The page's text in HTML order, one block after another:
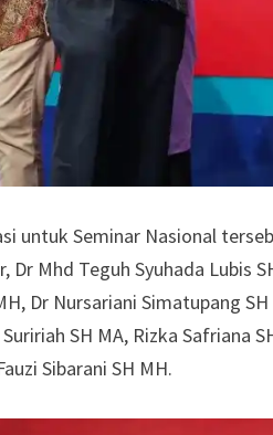
untuk Seminar Nasional
Dr Mhd Teguh Syuhada Lubis
Dr Nursariani Simatupang
SH MA, Rizka Safriana
Sibarani SH MH.